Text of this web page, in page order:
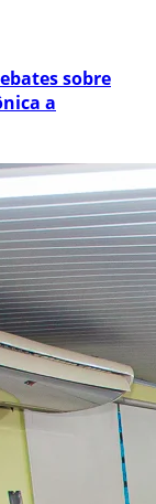
sobre
a